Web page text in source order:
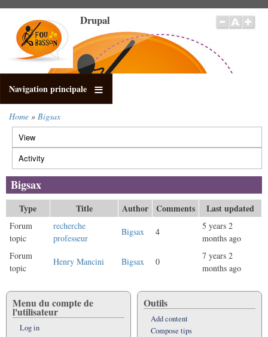
main
content
Drupal
Navigation principale
Breadcrumb
Home Bigsax
Primary
tabs
View
Activity
tab)
Bigsax
Type Title Author Comments Last updated
Forum
topic
recherche
professeur
Bigsax 4
5 years 2
months ago
Forum
topic
Henry Mancini Bigsax 0
7 years 2
months ago
Menu du compte de
l'utilisateur
Log in
Outils
Add content
Compose tips